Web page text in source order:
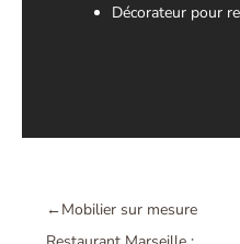
Décorateur pour
←Mobilier sur mesure